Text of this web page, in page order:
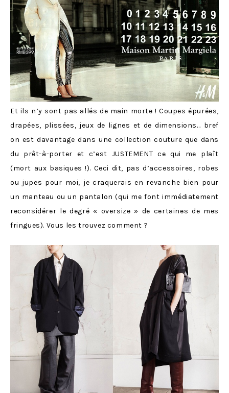
Et ils n’y sont pas allés de main morte ! Coupes épurées,
drapées, plissées, jeux de lignes et de dimensions… bref
on est davantage dans une collection couture que dans
du prêt-à-porter et c’est JUSTEMENT ce qui me plaît
(mort aux basiques !). Ceci dit, pas d’accessoires, robes
ou jupes pour moi, je craquerais en revanche bien pour
un manteau ou un pantalon (qui me font immédiatement
reconsidérer le degré « oversize » de certaines de mes
fringues). Vous les trouvez comment ?